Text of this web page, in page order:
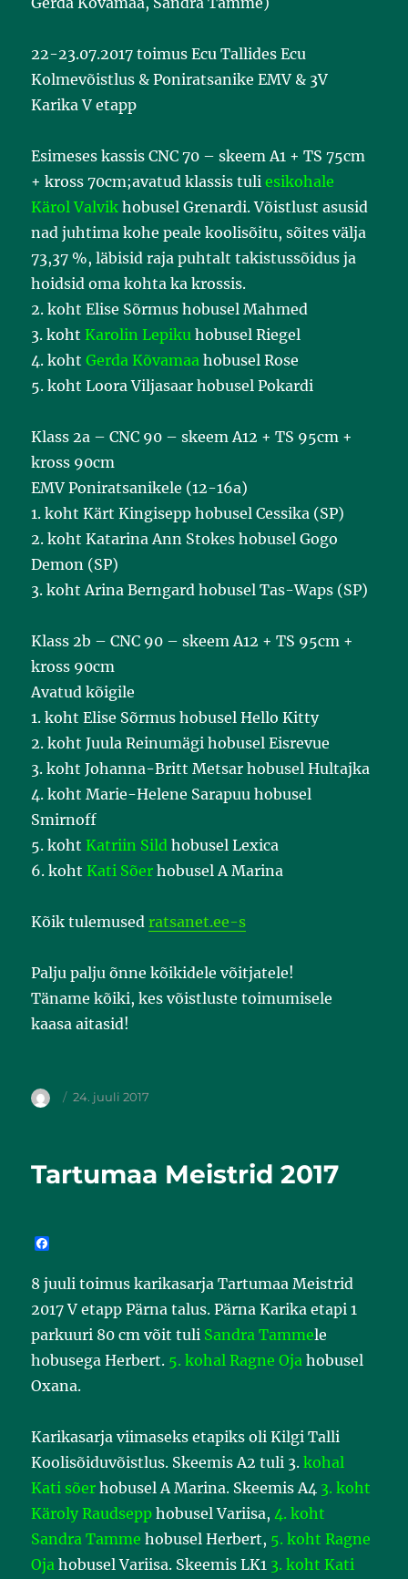
22-23.07.2017 toimus Ecu Tallides Ecu
Kolmevõistlus & Poniratsanike EMV & 3V
Karika V etapp
Esimeses kassis CNC 70 – skeem A1 + TS 75cm
+ kross 70cm;avatud klassis tuliesikohale
Kärol Valvik hobusel Grenardi. Võistlust asusid
nad juhtima kohe peale koolisõitu, sõites välja
73,37 %, läbisid raja puhtalt takistussõidus ja
hoidsid oma kohta ka krossis.
2. koht Elise Sõrmus hobusel Mahmed
3. kohtKarolin Lepiku hobusel Riegel
4. koht Gerda Kõvamaa hobusel Rose
5. koht Loora Viljasaar hobusel Pokardi
Klass 2a – CNC 90 – skeem A12 + TS 95cm +
kross 90cm
EMV Poniratsanikele (12-16a)
1. koht Kärt Kingisepp hobusel Cessika (SP)
2. koht Katarina Ann Stokes hobusel Gogo
Demon (SP)
3. koht Arina Berngard hobusel Tas-Waps (SP)
Klass 2b – CNC 90 – skeem A12 + TS 95cm +
kross 90cm
Avatud kõigile
1. koht Elise Sõrmus hobusel Hello Kitty
2. koht Juula Reinumägi hobusel Eisrevue
3. koht Johanna-Britt Metsar hobusel Hultajka
4. koht Marie-Helene Sarapuu hobusel
Smirnoff
5. kohtKatriin Sild hobusel Lexica
6. kohtKati Sõer hobusel A Marina
Kõik tulemusedratsanet.ee-s
Palju palju õnne kõikidele võitjatele!
Täname kõiki, kes võistluste toimumisele
kaasa aitasid!
24. juuli 2017
Tartumaa Meistrid 2017
e
b
o
o
k
8 juuli toimus karikasarja Tartumaa Meistrid
2017 V etapp Pärna talus. Pärna Karika etapi 1
parkuuri 80 cm võit tuli Sandra Tammele
hobusega Herbert. 5. kohal Ragne Oja hobusel
Oxana.
Karikasarja viimaseks etapiks oli Kilgi Talli
Koolisõiduvõistlus. Skeemis A2 tuli 3. kohal
Kati sõer hobusel A Marina. Skeemis A4 3. koht
Käroly Raudsepp hobusel Variisa, 4. koht
Sandra Tamme hobusel Herbert, 5. koht Ragne
Oja hobusel Variisa. Skeemis LK1 3. koht Kati